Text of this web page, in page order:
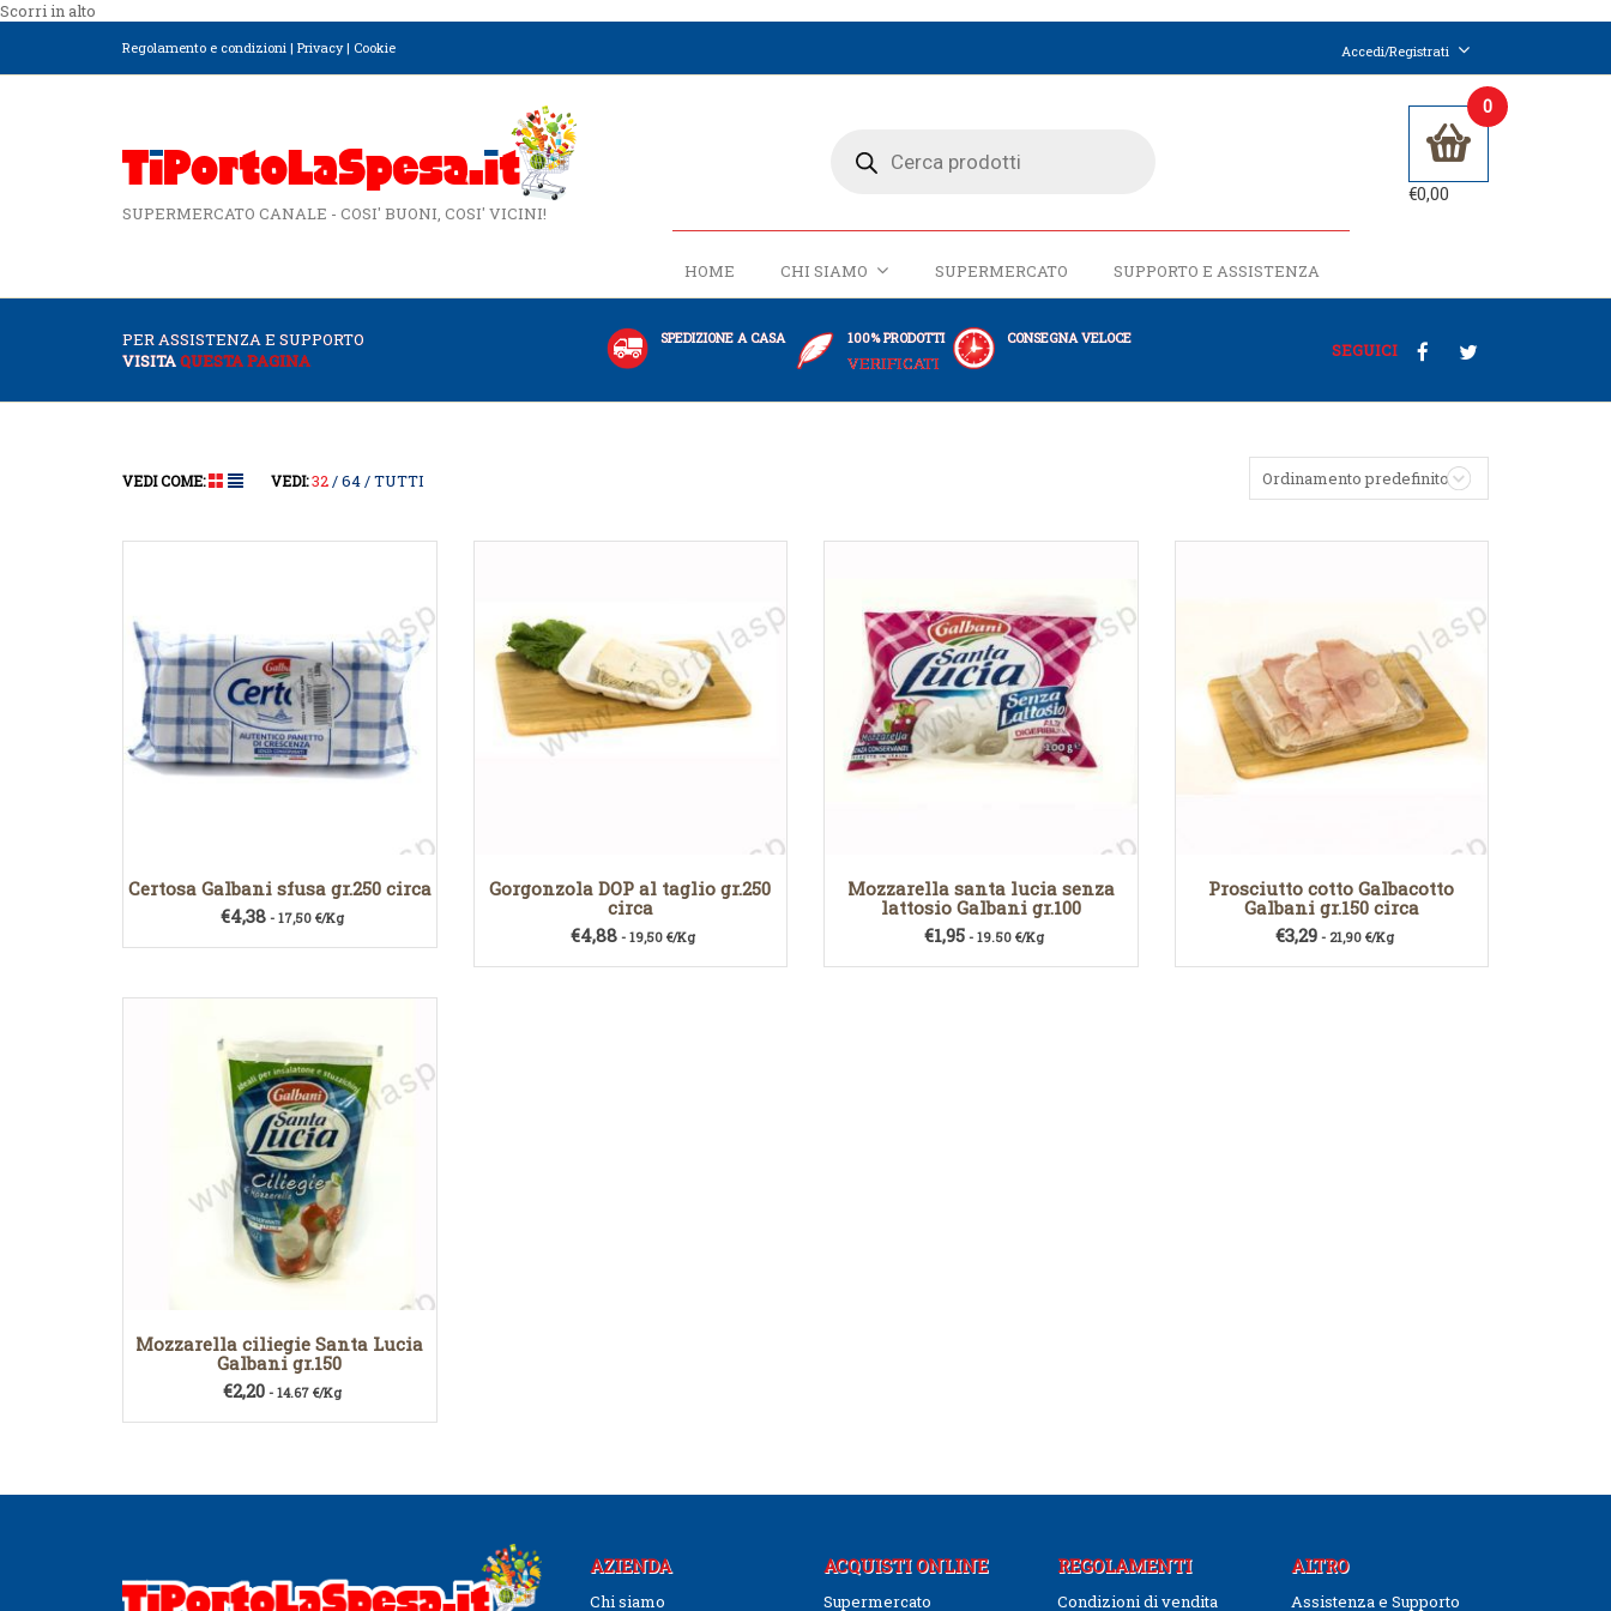
Scorri in alto
Regolamento e condizioni | Privacy| Cookie Accedi/Registrati
SUPERMERCATO CANALE - COSI' BUONI, COSI' VICINI!
HOME CHI SIAMO SUPERMERCATO SUPPORTO E ASSISTENZA
0
€0,00
PER ASSISTENZA E SUPPORTO
VISITAQUESTA PAGINA
SPEDIZIONE A CASA 100% PRODOTTI
VERIFICATI
CONSEGNA VELOCE
SEGUICI
Ordinamento predefinito
VEDI COME: VEDI:32 64 TUTTI
Certosa Galbani sfusa gr.250 circa
€4,38 - 17,50 €/Kg
Gorgonzola DOP al taglio gr.250
circa
€4,88 - 19,50 €/Kg
Mozzarella santa lucia senza
lattosio Galbani gr.100
€1,95- 19.50 €/Kg
Prosciutto cotto Galbacotto
Galbani gr.150 circa
€3,29- 21,90 €/Kg
Mozzarella ciliegie Santa Lucia
Galbani gr.150
€2,20 - 14.67 €/Kg
AZIENDA
Chi siamo
ACQUISTI ONLINE
Supermercato
REGOLAMENTI
Condizioni di vendita
ALTRO
Assistenza e Supporto